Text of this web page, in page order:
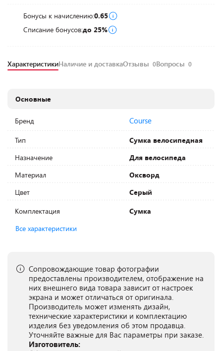
Бонусы к начислению:0.65
Списание бонусов:до 25%
ХарактеристикиНаличие и доставкаОтзывы 0Вопросы 0
Основные
Бренд Course
Тип
Сумка велосипедная
Назначение
Для велосипеда
Материал
Оксворд
Цвет
Серый
Комплектация
Сумка
Все характеристики
Сопровождающие товар фотографии
предоставлены производителем, отображение на
них внешнего вида товара зависит от настроек
экрана и может отличаться от оригинала.
Производитель может изменять дизайн,
технические характеристики и комплектацию
изделия без уведомления об этом продавца.
Уточняйте важные для Вас параметры при заказе.
Изготовитель: